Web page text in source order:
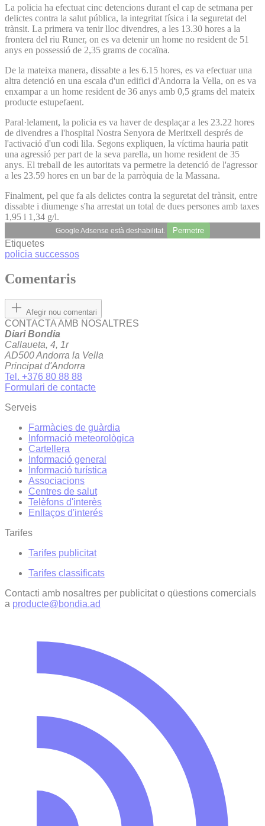
La policia ha efectuat cinc detencions durant el cap de setmana per
delictes contra la salut pública, la integritat física i la seguretat del
trànsit. La primera va tenir lloc divendres, a les 13.30 hores a la
frontera del riu Runer, on es va detenir un home no resident de 51
anys en possessió de 2,35 grams de cocaïna.
De la mateixa manera, dissabte a les 6.15 hores, es va efectuar una
altra detenció en una escala d'un edifici d'Andorra la Vella, on es va
enxampar a un home resident de 36 anys amb 0,5 grams del mateix
producte estupefaent.
Paral·lelament, la policia es va haver de desplaçar a les 23.22 hores
de divendres a l'hospital Nostra Senyora de Meritxell després de
l'activació d'un codi lila. Segons expliquen, la víctima hauria patit
una agressió per part de la seva parella, un home resident de 35
anys. El treball de les autoritats va permetre la detenció de l'agressor
a les 23.59 hores en un bar de la parròquia de la Massana.
Finalment, pel que fa als delictes contra la seguretat del trànsit, entre
dissabte i diumenge s'ha arrestat un total de dues persones amb taxes
1,95 i 1,34 g/l.
Google Adsense està deshabilitat. Permetre
Etiquetes
policia successos
Comentaris
Afegir nou comentari
CONTACTA AMB NOSALTRES
Diari Bondia
Callaueta, 4, 1r
AD500 Andorra la Vella
Principat d'Andorra
Tel. +376 80 88 88
Formulari de contacte
Serveis
Farmàcies de guàrdia
Informació meteorològica
Cartellera
Informació general
Informació turística
Associacions
Centres de salut
Telèfons d'interès
Enllaços d'interés
Tarifes
Tarifes publicitat
Tarifes classificats
Contacti amb nosaltres per publicitat o qüestions comercials
a producte@bondia.ad